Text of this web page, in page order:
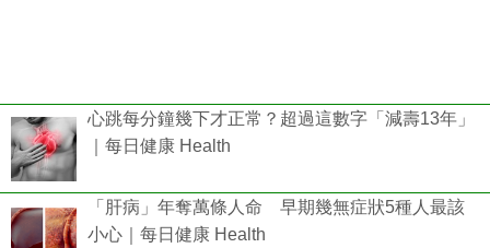
心跳每分鐘幾下才正常？超過這數字「減壽13年」
｜每日健康 Health
「肝病」年奪萬條人命 早期幾無症狀5種人最該
小心｜每日健康 Health